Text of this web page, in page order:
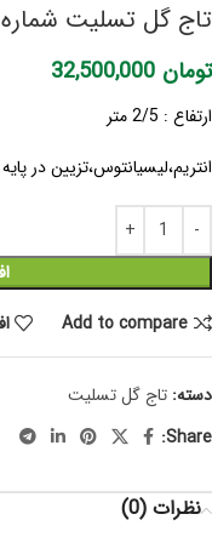
تاج گل تسلیت شماره 125
تومان
ارتفاع : 2/5 متر
انتریم،لیسیانتوس،تزیین در
Add to compare
دسته: تاج گل تسلیت
Share:
نظرات (0)